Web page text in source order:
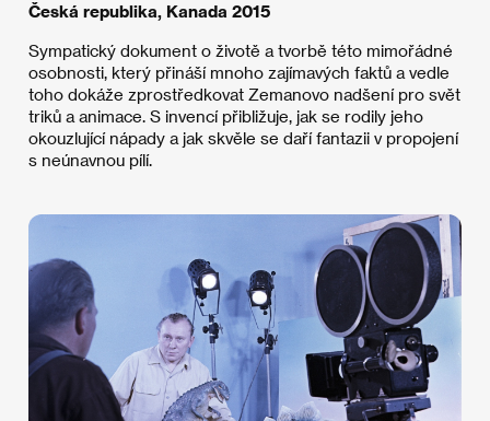
Česká republika, Kanada 2015
Sympatický dokument o životě a tvorbě této mimořádné
osobnosti, který přináší mnoho zajímavých faktů a vedle
toho dokáže zprostředkovat Zemanovo nadšení pro svět
triků a animace. S invencí přibližuje, jak se rodily jeho
okouzlující nápady a jak skvěle se daří fantazii v propojení
s neúnavnou pílí.